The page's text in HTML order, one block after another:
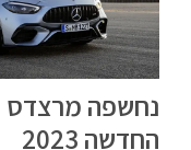
החדשה 2023